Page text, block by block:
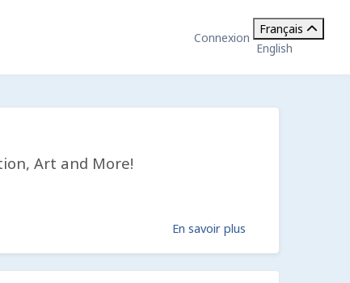
Connexion
Français
English
Art and More!
En savoir plus